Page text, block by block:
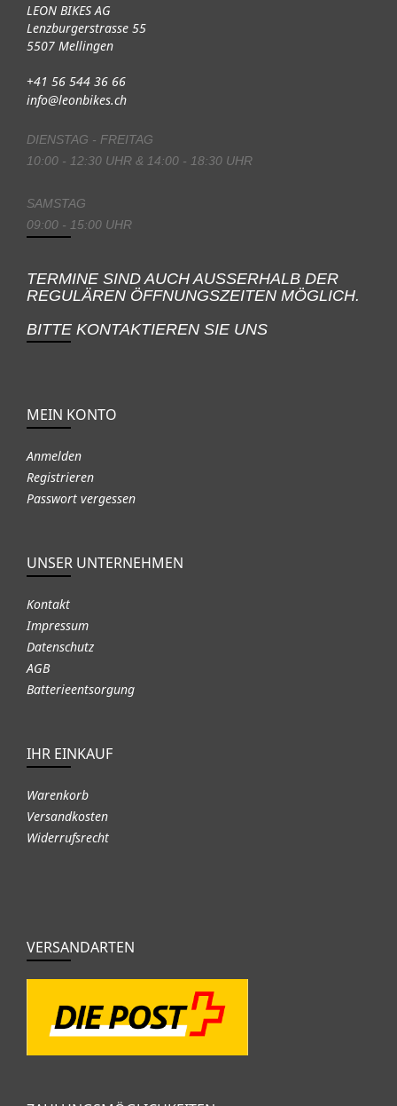
LEON BIKES AG
Lenzburgerstrasse 55
5507 Mellingen
+41 56 544 36 66
info@leonbikes.ch
DIENSTAG - FREITAG
10:00 - 12:30 UHR & 14:00 - 18:30 UHR
SAMSTAG
09:00 - 15:00 UHR
TERMINE SIND AUCH AUSSERHALB DER
REGULÄREN ÖFFNUNGSZEITEN MÖGLICH.
BITTE KONTAKTIEREN SIE UNS
MEIN KONTO
Anmelden
Registrieren
Passwort vergessen
UNSER UNTERNEHMEN
Kontakt
Impressum
Datenschutz
AGB
Batterieentsorgung
IHR EINKAUF
Warenkorb
Versandkosten
Widerrufsrecht
VERSANDARTEN